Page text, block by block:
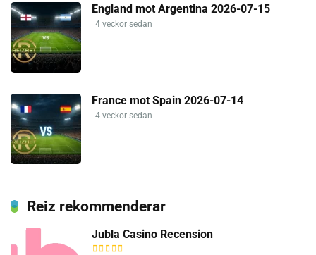
England mot Argentina 2026-07-15
4 veckor sedan
France mot Spain 2026-07-14
4 veckor sedan
Reiz rekommenderar
Jubla Casino Recension